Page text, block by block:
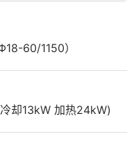
60/1150）
却13kW 加热24kW)